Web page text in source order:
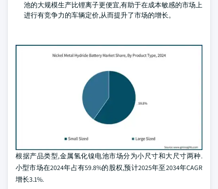
池的大规模生产比锂离子更便宜,有助于在成本敏感的市场上
进行有竞争力的车辆定价,从而提升了市场的增长。
根据产品类型,金属氢化镍电池市场分为小尺寸和大尺寸两种.
小型市场在2024年占有59.8%的股权,预计2025年至2034年CAGR
增长3.1%.